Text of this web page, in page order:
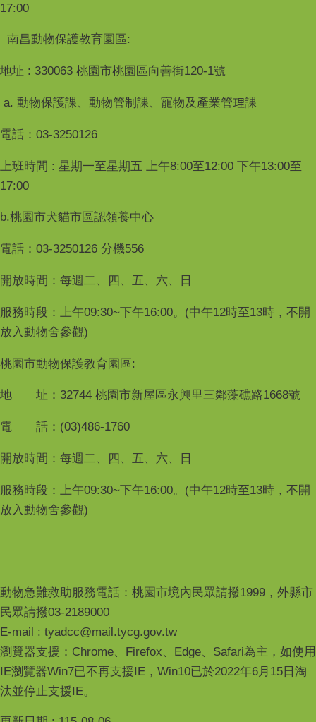
17:00
南昌動物保護教育園區:
地址 : 330063 桃園市桃園區向善街120-1號
a. 動物保護課、動物管制課、寵物及產業管理課
電話：03-3250126
上班時間 : 星期一至星期五 上午8:00至12:00 下午13:00至
17:00
b.桃園市犬貓市區認領養中心
電話：03-3250126 分機556
開放時間：每週二、四、五、六、日
服務時段：上午09:30~下午16:00。(中午12時至13時，不開
放入動物舍參觀)
桃園市動物保護教育園區:
地 址：32744 桃園市新屋區永興里三鄰藻礁路1668號
電 話：(03)486-1760
開放時間：每週二、四、五、六、日
服務時段：上午09:30~下午16:00。(中午12時至13時，不開
放入動物舍參觀)
動物急難救助服務電話：桃園市境內民眾請撥1999，外縣市
民眾請撥03-2189000
E-mail : tyadcc@mail.tycg.gov.tw
瀏覽器支援：Chrome、Firefox、Edge、Safari為主，如使用
IE瀏覽器Win7已不再支援IE，Win10已於2022年6月15日淘
汰並停止支援IE。